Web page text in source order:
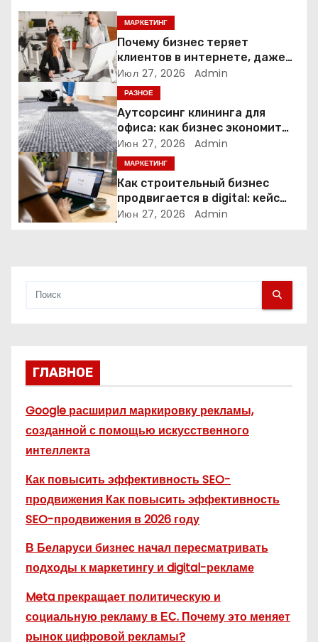
п
о
з
а
п
и
с
я
МАРКЕТИНГ
Почему бизнес теряет
клиентов в интернете, даже
если у него есть сайт
Июл 27, 2026 Admin
РАЗНОЕ
Аутсорсинг клининга для
офиса: как бизнес экономит
время и деньги на уборке
Июн 27, 2026 Admin
МАРКЕТИНГ
Как строительный бизнес
продвигается в digital: кейс
нишевых услуг
Июн 27, 2026 Admin
ГЛАВНОЕ
Google расширил маркировку рекламы,
созданной с помощью искусственного
интеллекта
Как повысить эффективность SEO-
продвижения Как повысить эффективность
SEO-продвижения в 2026 году
В Беларуси бизнес начал пересматривать
подходы к маркетингу и digital-рекламе
Meta прекращает политическую и
социальную рекламу в ЕС. Почему это меняет
рынок цифровой рекламы?